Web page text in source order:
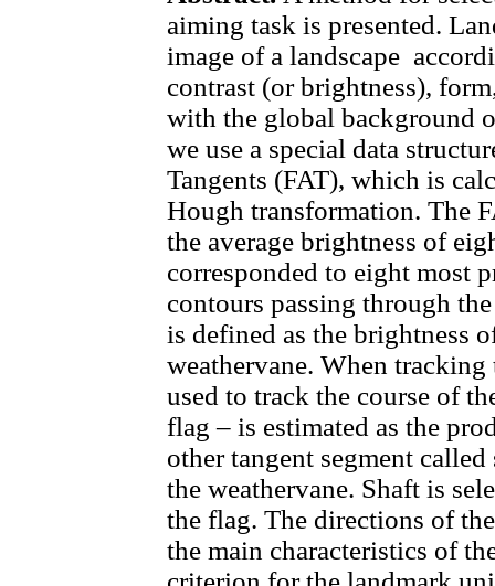
aiming task is presented.
image of a landscape
contrast (or brightness),
with the global background
we use a special data
Tangents (FAT), which is
Hough transformation. The
the average brightness of
corresponded to eight most
contours passing through
is defined as the brightness
weathervane. When tracking
used to track the course of
flag – is estimated as the
other tangent segment
the weathervane. Shaft is
the flag. The directions of
the main characteristics of